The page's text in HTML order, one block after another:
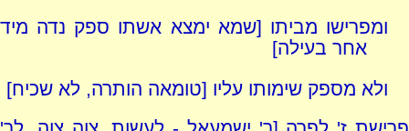
ומפרישו מביתו [שמא ימצא אשתו ספק נדה מיד
אחר בעילה]
ולא מספק שימותו עליו [טומאה הותרה, לא שכיח]